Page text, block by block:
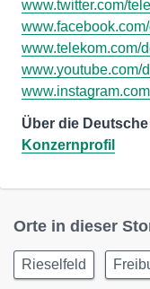
www.twitter.com/
www.telekom.com/
www.youtube.com/
Über die
Konzernprofil
Orte in dieser
Rieselfeld